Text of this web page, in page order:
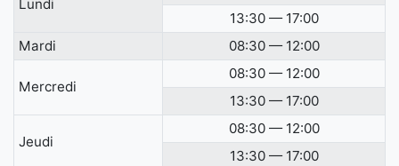
Lundi
13:30 — 17:00
Mardi
08:30 — 12:00
Mercredi
08:30 — 12:00
13:30 — 17:00
Jeudi
08:30 — 12:00
13:30 — 17:00